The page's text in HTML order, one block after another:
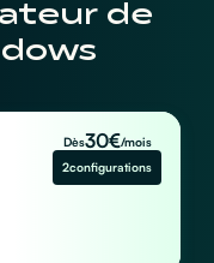
de
Dès30€/mois
2configurations